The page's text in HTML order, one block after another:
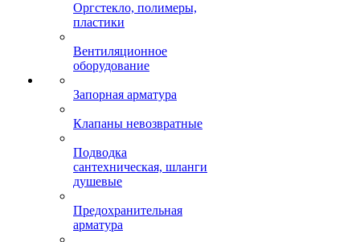
Оргстекло, полимеры,
пластики
Вентиляционное
оборудование
Запорная арматура
Клапаны невозвратные
Подводка
сантехническая, шланги
душевые
Предохранительная
арматура